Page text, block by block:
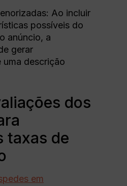
Ao incluir
possíveis do
anúncio, a
gerar
uma descrição
dos
taxas de
em